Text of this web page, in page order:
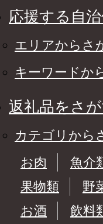
応援する自
エリアからさ
キーワードか
返礼品をさ
カテゴリから
お肉
魚介
果物類
野
お酒
飲料